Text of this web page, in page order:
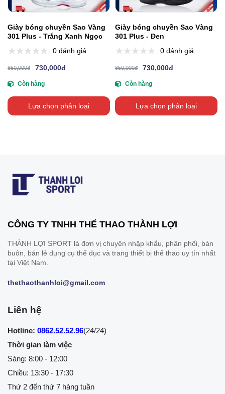
Giày bóng chuyền Sao Vàng
301 Plus - Trắng Xanh Ngọc
0 đánh giá
850,000đ 730,000đ
Còn hàng
Lựa chọn phân loại
Giày bóng chuyền Sao Vàng
301 Plus - Đen
0 đánh giá
850,000đ 730,000đ
Còn hàng
Lựa chọn phân loại
CÔNG TY TNHH THỂ THAO THÀNH LỢI
THÀNH LỢI SPORT là đơn vị chuyên nhập khẩu, phân phối, bán
buôn, bán lẻ dụng cụ thể dục và trang thiết bị thể thao uy tín nhất
tại Việt Nam.
thethaothanhloi@gmail.com
Liên hệ
Hotline: 0862.52.52.96(24/24)
Thời gian làm việc
Sáng: 8:00 - 12:00
Chiều: 13:30 - 17:30
Thứ 2 đến thứ 7 hàng tuần